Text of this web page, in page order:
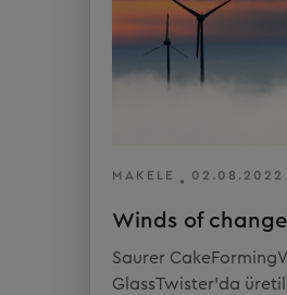
MAKELE 02.08.2022
Winds of change
Saurer
GlassTwister'da